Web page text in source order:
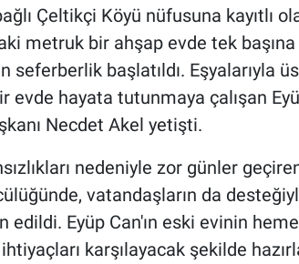
Çeltikçi Köyü nüfusuna kayıtlı
metruk bir ahşap evde tek
seferberlik başlatıldı. Eşyalarıyla
evde hayata tutunmaya çalışan
Necdet Akel yetişti.
nedeniyle zor günler
vatandaşların da
edildi. Eyüp Can'ın eski evinin
karşılayacak şekilde